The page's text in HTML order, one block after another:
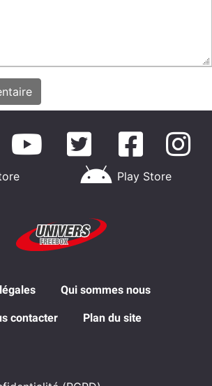
Play Store
Qui sommes nous
contacter Plan du site